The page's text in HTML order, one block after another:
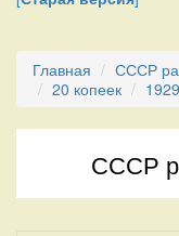
Главная СССР
20 копеек
СССР